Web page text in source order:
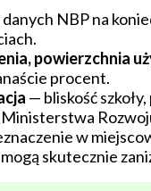
NBP na
powierzchnia
procent.
— bliskość
w
skutecznie